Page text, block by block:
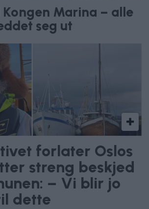
Marina – alle
seg ut
forlater Oslos
streng beskjed
– Vi blir jo
dette